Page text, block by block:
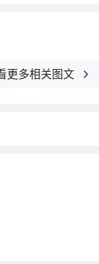
更多相关图文